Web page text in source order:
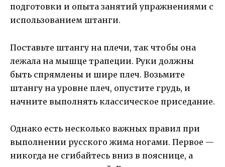
подготовки и опыта занятий упражнениями с
использованием штанги.
Поставьте штангу на плечи, так чтобы она
лежала на мышце трапеции. Руки должны
быть спрямлены и шире плеч. Возьмите
штангу на уровне плеч, опустите грудь, и
начните выполнять классическое приседание.
Однако есть несколько важных правил при
выполнении русского жима ногами. Первое —
никогда не сгибайтесь вниз в пояснице, а